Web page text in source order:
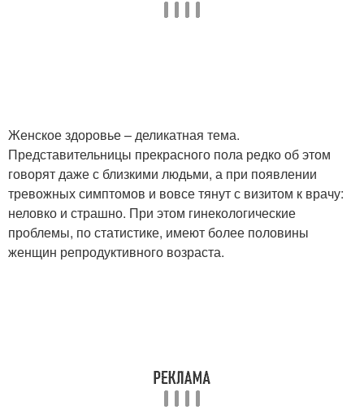
Женское здоровье – деликатная тема.
Представительницы прекрасного пола редко об этом
говорят даже с близкими людьми, а при появлении
тревожных симптомов и вовсе тянут с визитом к врачу:
неловко и страшно. При этом гинекологические
проблемы, по статистике, имеют более половины
женщин репродуктивного возраста.